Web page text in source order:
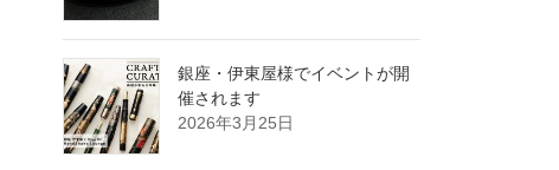
銀座・伊東屋様でイベントが開
催されます
2026年3月25日